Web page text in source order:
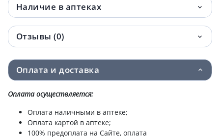
Avent (Авент)scy762/02 соска силик anti-
colics 1мес №2
378 грн.
Avent scy764/02 соска силик anti-colics
6мес №2
378 грн.
Avent (Авент) 551/03 чашка с мягким
носиком 6+мес девоч 200мл
385.80 грн.
с носиком 6+мес мальч 200мл
Наличие в аптеках
Отзывы (0)
Оплата и доставка
Оплата осуществляется:
Оплата наличными в аптеке;
Оплата картой в аптеке;
100% предоплата на Сайте, оплата